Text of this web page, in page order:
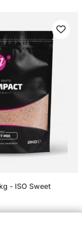
Mainline Groundbait 2kg - ISO Sweet